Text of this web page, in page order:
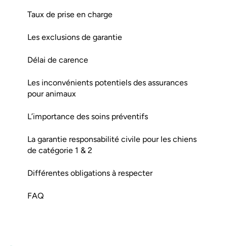
Taux de prise en charge
Les exclusions de garantie
Délai de carence
Les inconvénients potentiels des assurances
pour animaux
L’importance des soins préventifs
La garantie responsabilité civile pour les chiens
de catégorie 1 & 2
Différentes obligations à respecter
FAQ